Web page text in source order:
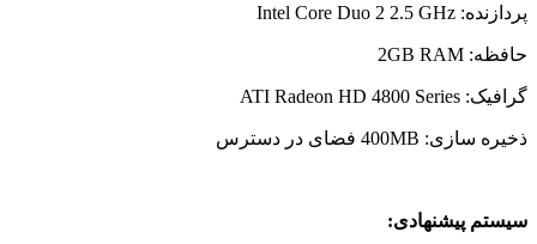
پردازنده: Intel Core Duo 2 2.5 GHz
حافظه: 2GB RAM
گرافیک: ATI Radeon HD 4800 Series
ذخیره سازی: 400MB فضای در دسترس
سیستم پیشنهادی: